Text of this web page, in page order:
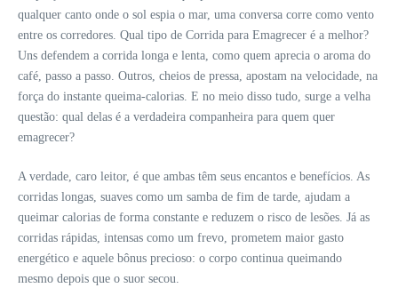
qualquer canto onde o sol espia o mar, uma conversa corre como vento
entre os corredores. Qual tipo de Corrida para Emagrecer é a melhor?
Uns defendem a corrida longa e lenta, como quem aprecia o aroma do
café, passo a passo. Outros, cheios de pressa, apostam na velocidade, na
força do instante queima-calorias. E no meio disso tudo, surge a velha
questão: qual delas é a verdadeira companheira para quem quer
emagrecer?
A verdade, caro leitor, é que ambas têm seus encantos e benefícios. As
corridas longas, suaves como um samba de fim de tarde, ajudam a
queimar calorias de forma constante e reduzem o risco de lesões. Já as
corridas rápidas, intensas como um frevo, prometem maior gasto
energético e aquele bônus precioso: o corpo continua queimando
mesmo depois que o suor secou.